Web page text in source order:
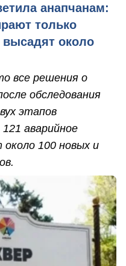
анапчанам:
только
около
все решения о
обследования
этапов
аварийное
100 новых и